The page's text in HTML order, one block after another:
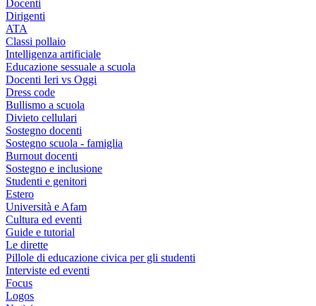
Docenti
Dirigenti
ATA
Classi pollaio
Intelligenza artificiale
Educazione sessuale a scuola
Docenti Ieri vs Oggi
Dress code
Bullismo a scuola
Divieto cellulari
Sostegno docenti
Sostegno scuola - famiglia
Burnout docenti
Sostegno e inclusione
Studenti e genitori
Estero
Università e Afam
Cultura ed eventi
Guide e tutorial
Le dirette
Pillole di educazione civica per gli studenti
Interviste ed eventi
Focus
Logos